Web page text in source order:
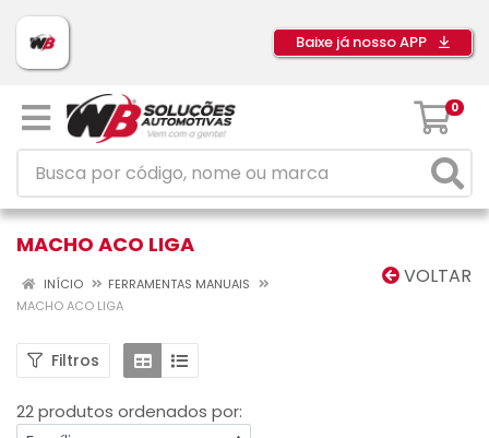
Baixe já nosso APP
0
MACHO ACO LIGA
VOLTAR
INÍCIO
FERRAMENTAS MANUAIS
MACHO ACO LIGA
Filtros
22 produtos ordenados por: